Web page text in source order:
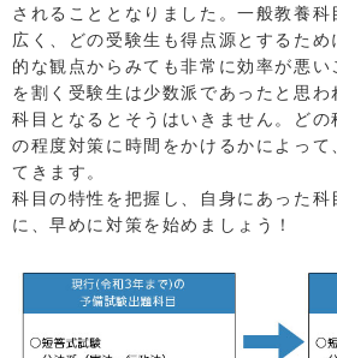
されることとなりました。一般教養
広く、どの受験生も得点源とするた
的な観点からみても非常に効率が悪
を割く受験生は少数派であったと思
科目となるとそうはいきません。ど
の程度対策に時間をかけるかによって
てきます。
科目の特性を把握し、自身にあった科
に、早めに対策を始めましょう！